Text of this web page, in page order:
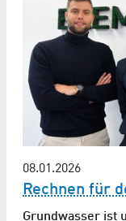
08.01.2026
Rechnen für
Grundwasser ist